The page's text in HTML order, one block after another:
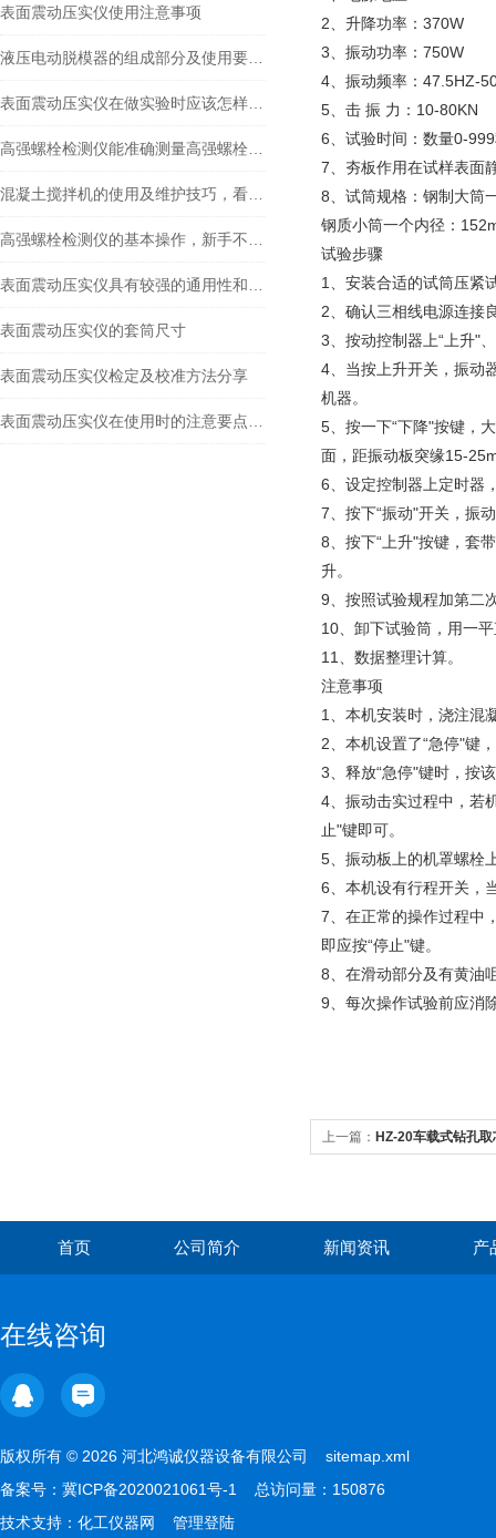
表面震动压实仪使用注意事项
表面震动压实仪的套筒尺寸
表面震动压实仪检定及校准方法分享
2、升降功率：370W
3、振动功率：750W
4、振动频率：47.5HZ-
5、击 振 力：10-80KN
6、试验时间：数量0-
7、夯板作用在试样表面
8、试筒规格：钢制大筒
钢质小筒一个内径：
试验步骤
1、安装合适的试筒压紧
2、确认三相线电源连接
3、按动控制器上“上升"
4、当按上升开关，振动
机器。
5、按一下“下降"按键，
面，距振动板突缘15-
6、设定控制器上定时器
7、按下“振动"开关，振
8、按下“上升"按键，套
升。
9、按照试验规程加第二
10、卸下试验筒，用一
11、数据整理计算。
注意事项
1、本机安装时，浇注混
2、本机设置了“急停"键
3、释放“急停"键时，按
4、振动击实过程中，若
止"键即可。
5、振动板上的机罩螺栓
6、本机设有行程开关，
7、在正常的操作过程中
即应按“停止"键。
8、在滑动部分及有黄油
9、每次操作试验前应消
上一篇： HZ-20车载式钻孔取
首页 公司简介 新闻资讯 产
在线咨询
版权所有 © 2026 河北鸿诚仪器设备有限公司 sitemap.xml
备案号： 冀ICP备2020021061号-1
总访问量：150876
技术支持： 化工仪器网 管理登陆